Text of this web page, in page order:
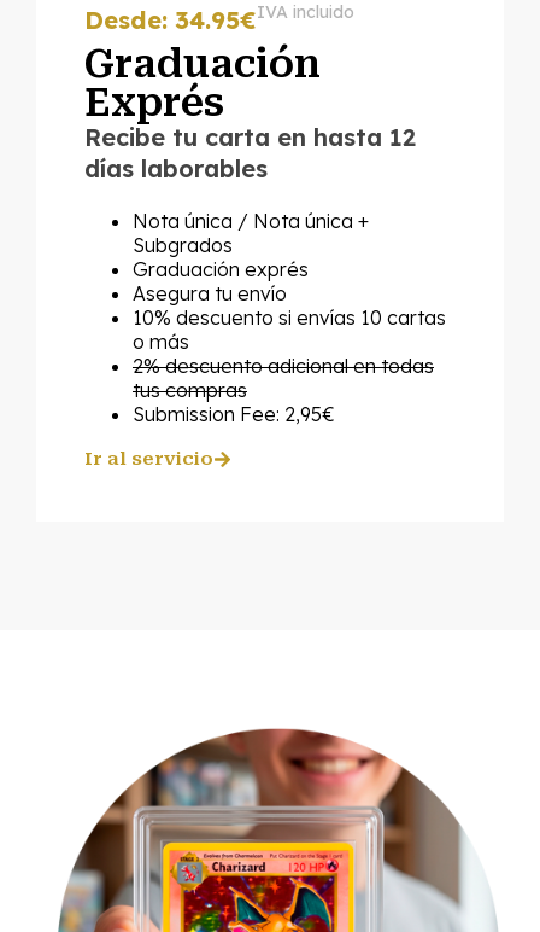
Desde: 34.95€IVA incluido
Graduación
Exprés
Recibe tu carta en hasta 12
días laborables
Nota única / Nota única +
Subgrados
Graduación exprés
Asegura tu envío
10% descuento si envías 10 cartas
o más
2% descuento adicional en todas
tus compras
Submission Fee: 2,95€
Ir al servicio